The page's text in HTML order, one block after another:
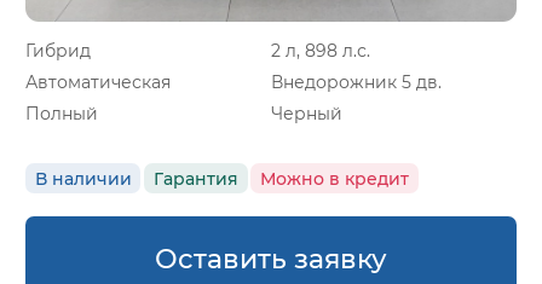
Гибрид
2 л, 898 л.с.
Автоматическая
Внедорожник 5 дв.
Полный
Черный
В наличии Гарантия Можно в кредит
Оставить заявку